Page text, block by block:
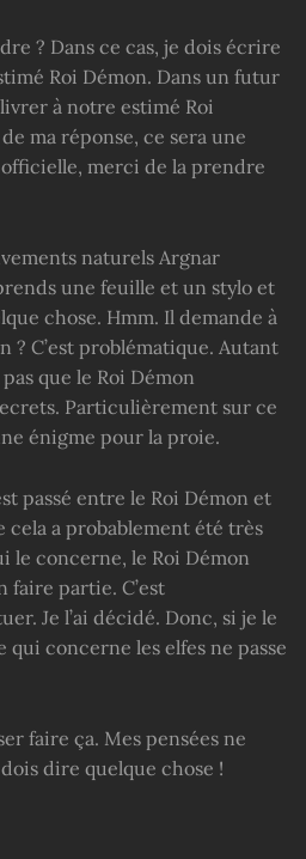
? Dans ce cas, je dois écrire
Roi Démon. Dans un futur
à notre estimé Roi
ma réponse, ce sera une
merci de la prendre
naturels Argnar
une feuille et un stylo et
chose. Hmm. Il demande à
? C’est problématique. Autant
que le Roi Démon
Particulièrement sur ce
énigme pour la proie.
passé entre le Roi Démon et
cela a probablement été très
le concerne, le Roi Démon
faire partie. C’est
Je l’ai décidé. Donc, si je le
qui concerne les elfes ne passe
faire ça. Mes pensées ne
dire quelque chose !